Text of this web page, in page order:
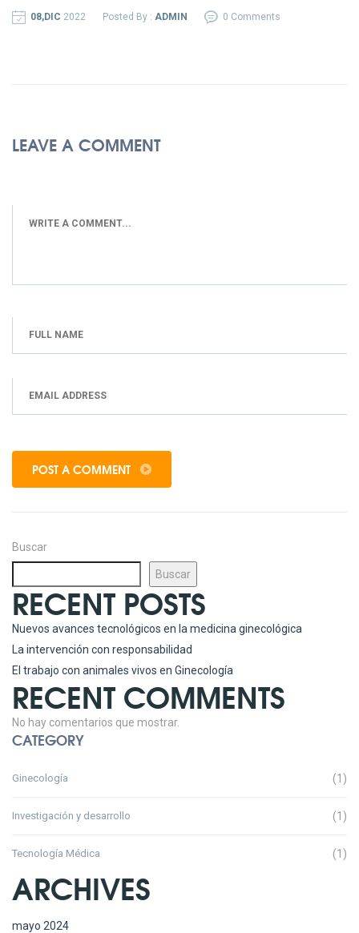
08,DIC 2022 Posted By : ADMIN 0 Comments
LEAVE A COMMENT
POST A COMMENT
Buscar
Buscar
RECENT POSTS
Nuevos avances tecnológicos en la medicina ginecológica
La intervención con responsabilidad
El trabajo con animales vivos en Ginecología
RECENT COMMENTS
No hay comentarios que mostrar.
CATEGORY
Ginecología (1)
Investigación y desarrollo (1)
Tecnología Médica (1)
ARCHIVES
mayo 2024